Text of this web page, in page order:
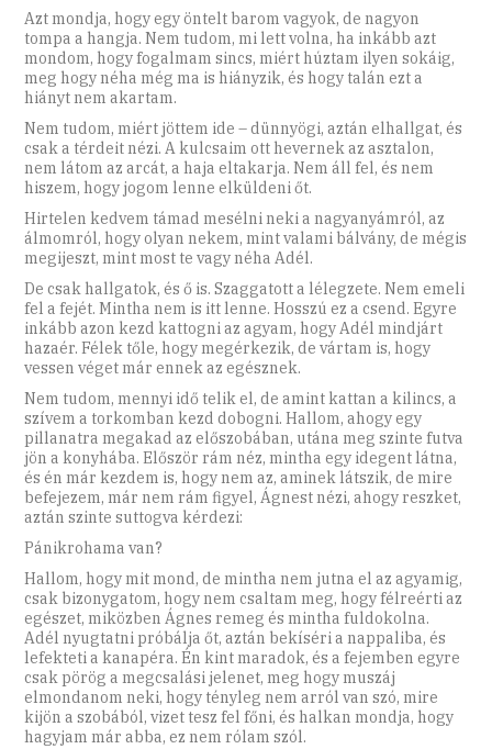
Azt mondja, hogy egy öntelt barom vagyok, de nagyon
tompa a hangja. Nem tudom, mi lett volna, ha inkább azt
mondom, hogy fogalmam sincs, miért húztam ilyen sokáig,
meg hogy néha még ma is hiányzik, és hogy talán ezt a
hiányt nem akartam.
Nem tudom, miért jöttem ide – dünnyögi, aztán elhallgat, és
csak a térdeit nézi. A kulcsaim ott hevernek az asztalon,
nem látom az arcát, a haja eltakarja. Nem áll fel, és nem
hiszem, hogy jogom lenne elküldeni őt.
Hirtelen kedvem támad mesélni neki a nagyanyámról, az
álmomról, hogy olyan nekem, mint valami bálvány, de mégis
megijeszt, mint most te vagy néha Adél.
De csak hallgatok, és ő is. Szaggatott a lélegzete. Nem emeli
fel a fejét. Mintha nem is itt lenne. Hosszú ez a csend. Egyre
inkább azon kezd kattogni az agyam, hogy Adél mindjárt
hazaér. Félek tőle, hogy megérkezik, de vártam is, hogy
vessen véget már ennek az egésznek.
Nem tudom, mennyi idő telik el, de amint kattan a kilincs, a
szívem a torkomban kezd dobogni. Hallom, ahogy egy
pillanatra megakad az előszobában, utána meg szinte futva
jön a konyhába. Először rám néz, mintha egy idegent látna,
és én már kezdem is, hogy nem az, aminek látszik, de mire
befejezem, már nem rám figyel, Ágnest nézi, ahogy reszket,
aztán szinte suttogva kérdezi:
Pánikrohama van?
Hallom, hogy mit mond, de mintha nem jutna el az agyamig,
csak bizonygatom, hogy nem csaltam meg, hogy félreérti az
egészet, miközben Ágnes remeg és mintha fuldokolna.
Adél nyugtatni próbálja őt, aztán bekíséri a nappaliba, és
lefekteti a kanapéra. Én kint maradok, és a fejemben egyre
csak pörög a megcsalási jelenet, meg hogy muszáj
elmondanom neki, hogy tényleg nem arról van szó, mire
kijön a szobából, vizet tesz fel főni, és halkan mondja, hogy
hagyjam már abba, ez nem rólam szól.